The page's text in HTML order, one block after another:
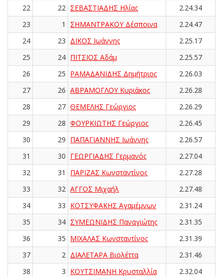
22
22 ΣΕΒΑΣΤΙΑΔΗΣ Ηλίας
2.24.34
23
1 ΣΗΜΑΝΤΡΑΚΟΥ Δέσποινα
2.24.47
24
23 ΔΙΚΟΣ Ιωάννης
2.25.17
25
24 ΠΙΤΣΙΟΣ Αδάμ
2.25.57
26
25 ΡΑΜΑΔΑΝΙΔΗΣ Δημήτριος
2.26.03
27
26 ΑΒΡΑΜΟΓΛΟΥ Κυριάκος
2.26.28
28
27 ΘΕΜΕΛΗΣ Γεώργιος
2.26.29
29
28 ΦΟΥΡΚΙΩΤΗΣ Γεώργιος
2.26.45
30
29 ΠΑΠΑΓΙΑΝΝΗΣ Ιωάννης
2.26.57
31
30 ΓΕΩΡΓΙΑΔΗΣ Γερμανός
2.27.04
32
31 ΠΑΡΙΖΑΣ Κωνσταντίνος
2.27.28
33
32 ΑΓΓΟΣ Μιχαήλ
2.27.48
34
33 ΚΟΤΣΥΦΑΚΗΣ Αγαμέμνων
2.31.24
35
34 ΣΥΜΕΩΝΙΔΗΣ Παναγιώτης
2.31.35
36
35 ΜΙΧΑΛΑΣ Κωνσταντίνος
2.31.39
37
2 ΔΙΑΛΕΤΑΡΑ Βιολέττα
2.31.46
38
3 ΚΟΥΤΣΙΜΑΝΗ Κρυσταλλία
2.32.04